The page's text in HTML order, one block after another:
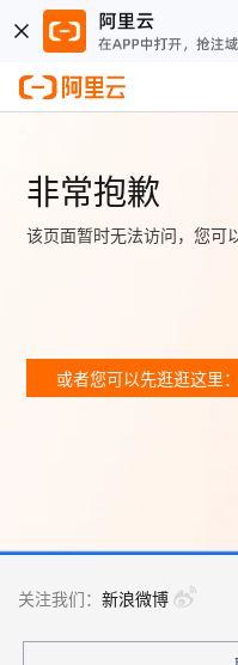
非常抱歉
该页面暂时无法访问，您可
或者您可以先逛逛这里